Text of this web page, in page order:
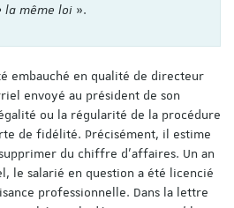
la même loi ».
embauché en qualité de directeur
envoyé au président de son
ou la régularité de la procédure
de fidélité. Précisément, il estime
du chiffre d'affaires. Un an
le salarié en question a été licencié
professionnelle. Dans la lettre